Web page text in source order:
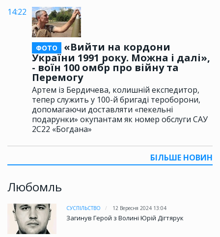
14:22
ФОТО
«Вийти на кордони
України 1991 року. Можна і далі»,
- воїн 100 омбр про війну та
Перемогу
Артем із Бердичева, колишній експедитор,
тепер служить у 100-й бригаді тероборони,
допомагаючи доставляти «пекельні
подарунки» окупантам як номер обслуги САУ
2С22 «Богдана»
БІЛЬШЕ НОВИН
Любомль
СУСПІЛЬСТВО 12 Вересня 2024 13:04
Загинув Герой з Волині Юрій Дігтярук